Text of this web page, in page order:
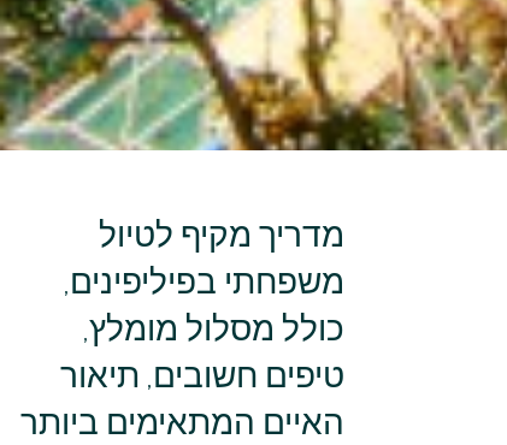
מדריך מקיף לטיול
משפחתי בפיליפינים,
כולל מסלול מומלץ,
טיפים חשובים, תיאור
האיים המתאימים ביותר